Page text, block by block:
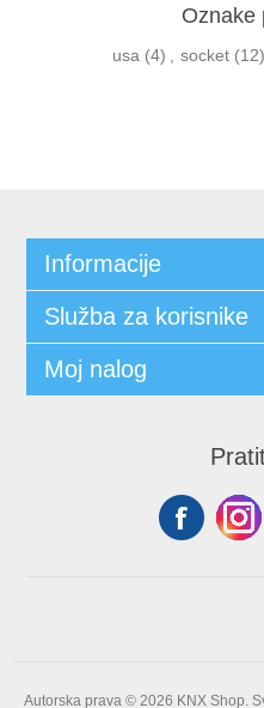
Oznake
usa (4) socket (12)
Informacije
Služba za korisnike
Moj nalog
Autorska prava © 2026 KNX Shop.